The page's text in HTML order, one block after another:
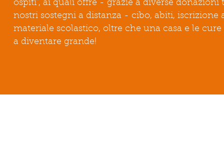
ospiti”, ai quali offre - grazie a diverse donazioni
nostri sostegni a distanza - cibo, abiti, iscrizione
materiale scolastico, oltre che una casa e le cure
a diventare grande!